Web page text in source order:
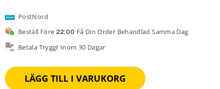
PostNord
Beställ Före 22:00 Få Din Order Behandlad Samma Dag.
Betala Tryggt Inom 30 Dagar
LÄGG TILL I VARUKORG